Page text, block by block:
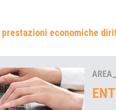
prestazioni economiche